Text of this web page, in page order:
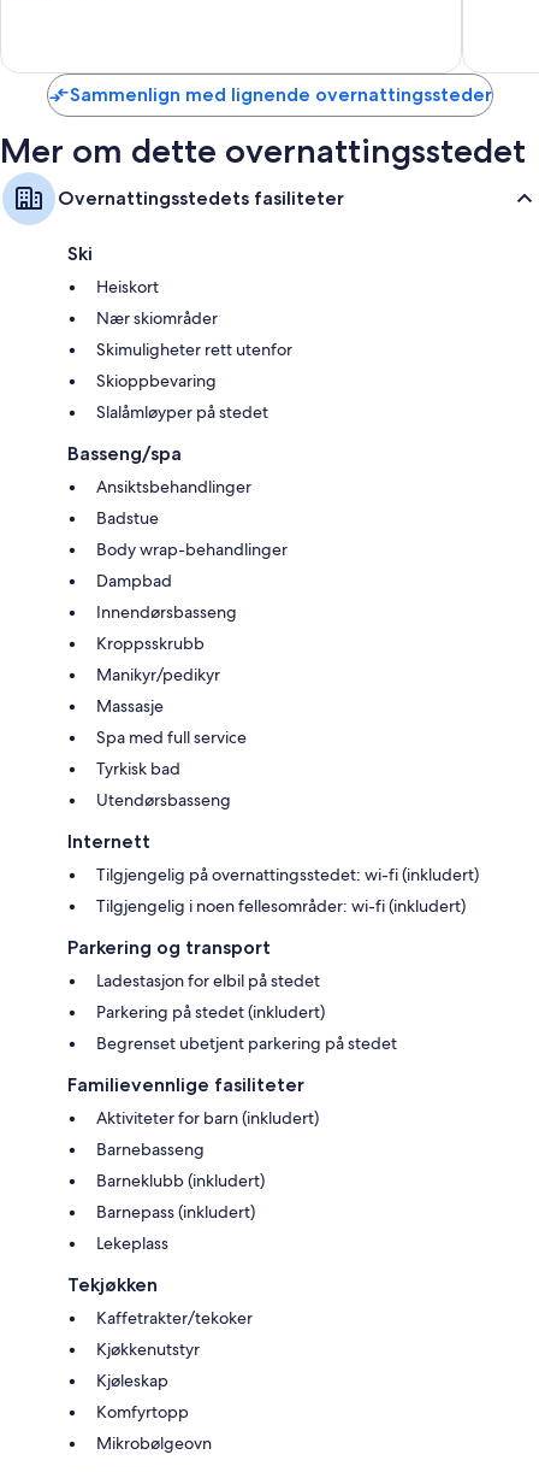
anmeldelser
Sammenlign med lignende overnattingssteder
Mer om dette overnattingsstedet
Overnattingsstedets fasiliteter
Ski
Heiskort
Nær skiområder
Skimuligheter rett utenfor
Skioppbevaring
Slalåmløyper på stedet
Basseng/spa
Ansiktsbehandlinger
Badstue
Body wrap-behandlinger
Dampbad
Innendørsbasseng
Kroppsskrubb
Manikyr/pedikyr
Massasje
Spa med full service
Tyrkisk bad
Utendørsbasseng
Internett
Tilgjengelig på overnattingsstedet: wi-fi (inkludert)
Tilgjengelig i noen fellesområder: wi-fi (inkludert)
Parkering og transport
Ladestasjon for elbil på stedet
Parkering på stedet (inkludert)
Begrenset ubetjent parkering på stedet
Familievennlige fasiliteter
Aktiviteter for barn (inkludert)
Barnebasseng
Barneklubb (inkludert)
Barnepass (inkludert)
Lekeplass
Tekjøkken
Kaffetrakter/tekoker
Kjøkkenutstyr
Kjøleskap
Komfyrtopp
Mikrobølgeovn